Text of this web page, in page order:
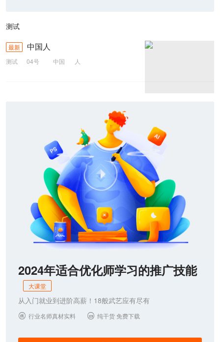
测试
最新 中国人
测试 04号 中国 人
2024年适合优化师学习的推广技能
大课堂
从入门就业到进阶高薪！18般武艺应有尽有
 行业名师真材实料  纯干货 免费下载